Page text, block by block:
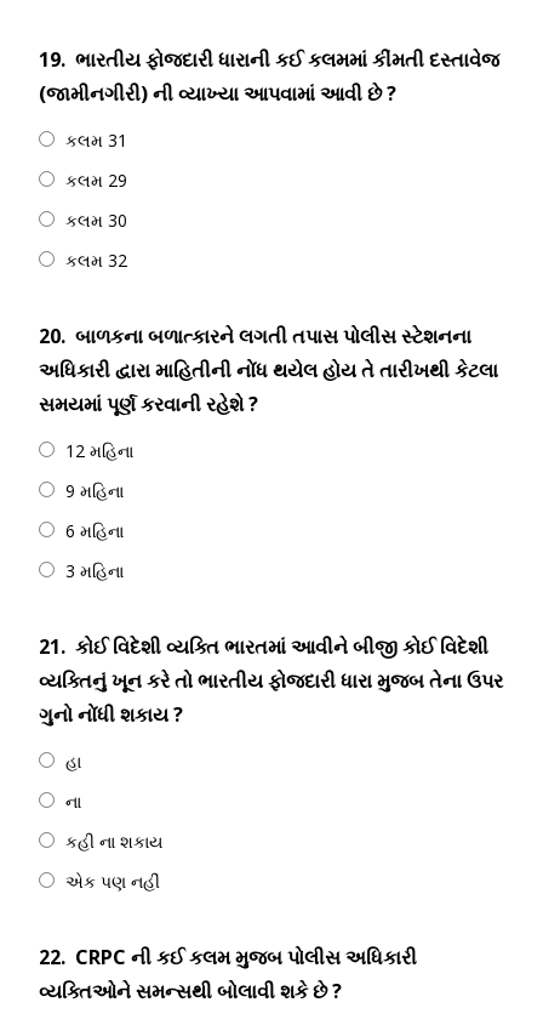
19. ભારતીય ફોજદારી ધારાની કઈ કલમમાં કીંમતી દસ્તાવેજ
(જામીનગીરી) ની વ્યાખ્યા આપવામાં આવી છે ?
કલમ 31
કલમ 29
કલમ 30
કલમ 32
20. બાળકના બળાત્કારને લગતી તપાસ પોલીસ સ્ટેશનના
અધિકારી દ્વારા માહિતીની નોંધ થયેલ હોય તે તારીખથી કેટલા
સમયમાં પૂર્ણ કરવાની રહેશે ?
12 મહિના
9 મહિના
6 મહિના
3 મહિના
21. કોઈ વિદેશી વ્યક્તિ ભારતમાં આવીને બીજી કોઈ વિદેશી
વ્યક્તિનું ખૂન કરે તો ભારતીય ફોજદારી ધારા મુજબ તેના ઉપર
ગુનો નોંધી શકાય ?
હા
ના
કહી ના શકાય
એક પણ નહીં
22. CRPC ની કઈ કલમ મુજબ પોલીસ અધિકારી
વ્યક્તિઓને સમન્સથી બોલાવી શકે છે ?